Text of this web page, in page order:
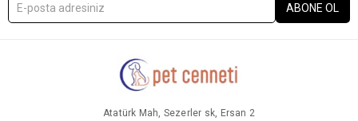
ABONE OL
Atatürk Mah, Sezerler sk, Ersan 2